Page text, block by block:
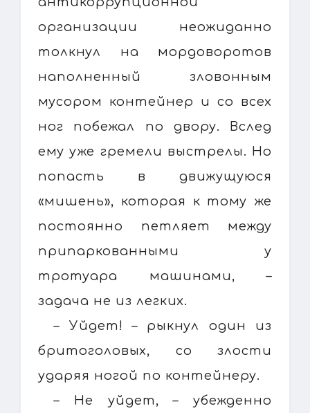
организации неожиданно
толкнул на мордоворотов
наполненный зловонным
мусором контейнер и со всех
ног побежал по двору. Вслед
ему уже гремели выстрелы. Но
попасть в движущуюся
«мишень», которая к тому же
постоянно петляет между
припаркованными у
тротуара машинами, –
задача не из легких.
– Уйдет! – рыкнул один из
бритоголовых, со злости
ударяя ногой по контейнеру.
– Не уйдет, – убежденно